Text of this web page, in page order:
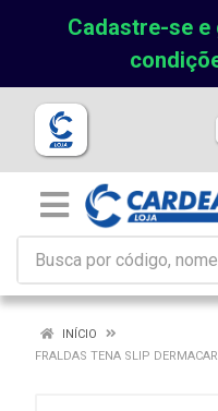
Cadastre-se e
INÍCIO
FRALDAS TENA SLIP